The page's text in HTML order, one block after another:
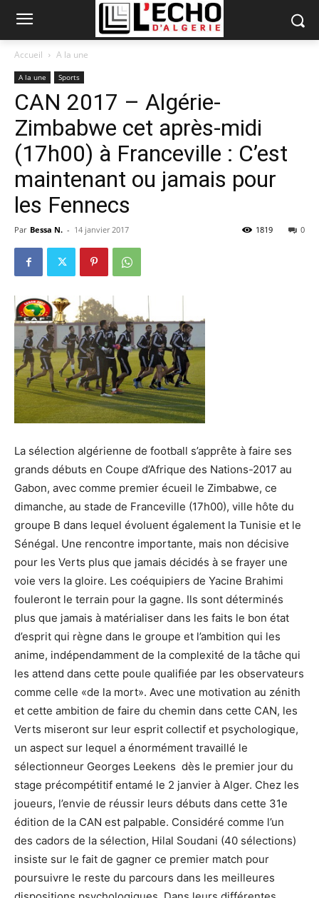
Accueil A la une
A la une Sports
CAN 2017 – Algérie-
Zimbabwe cet après-midi
(17h00) à Franceville : C’est
maintenant ou jamais pour
les Fennecs
Par Bessa N. - 14 janvier 2017 0
1819
La sélection algérienne de football s’apprête à faire ses
grands débuts en Coupe d’Afrique des Nations-2017 au
Gabon, avec comme premier écueil le Zimbabwe, ce
dimanche, au stade de Franceville (17h00), ville hôte du
groupe B dans lequel évoluent également la Tunisie et le
Sénégal. Une rencontre importante, mais non décisive
pour les Verts plus que jamais décidés à se frayer une
voie vers la gloire. Les coéquipiers de Yacine Brahimi
fouleront le terrain pour la gagne. Ils sont déterminés
plus que jamais à matérialiser dans les faits le bon état
d’esprit qui règne dans le groupe et l’ambition qui les
anime, indépendamment de la complexité de la tâche qui
les attend dans cette poule qualifiée par les observateurs
comme celle «de la mort». Avec une motivation au zénith
et cette ambition de faire du chemin dans cette CAN, les
Verts miseront sur leur esprit collectif et psychologique,
un aspect sur lequel a énormément travaillé le
sélectionneur Georges Leekens dès le premier jour du
stage précompétitif entamé le 2 janvier à Alger. Chez les
joueurs, l’envie de réussir leurs débuts dans cette 31e
édition de la CAN est palpable. Considéré comme l’un
des cadors de la sélection, Hilal Soudani (40 sélections)
insiste sur le fait de gagner ce premier match pour
poursuivre le reste du parcours dans les meilleures